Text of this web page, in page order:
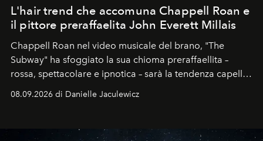
L'hair trend che accomuna Chappell Roan e
il pittore preraffaelita John Everett Millais
Chappell Roan nel video musicale del brano, "The
Subway" ha sfoggiato la sua chioma preraffaellita –
rossa, spettacolare e ipnotica – sarà la tendenza capelli
dell'autunno?
08.09.2026 di Danielle Jaculewicz